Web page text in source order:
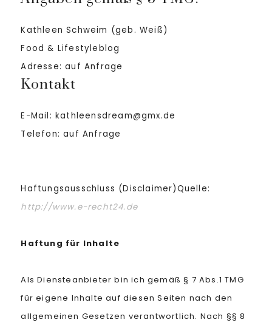
Kathleen Schweim (geb. Weiß)
Food & Lifestyleblog
Adresse: auf Anfrage
Kontakt
E-Mail: kathleensdream@gmx.de
Telefon: auf Anfrage
Haftungsausschluss (Disclaimer)Quelle:
http://www.e-recht24.de
Haftung für Inhalte
Als Diensteanbieter bin ich gemäß § 7 Abs.1 TMG
für eigene Inhalte auf diesen Seiten nach den
allgemeinen Gesetzen verantwortlich. Nach §§ 8